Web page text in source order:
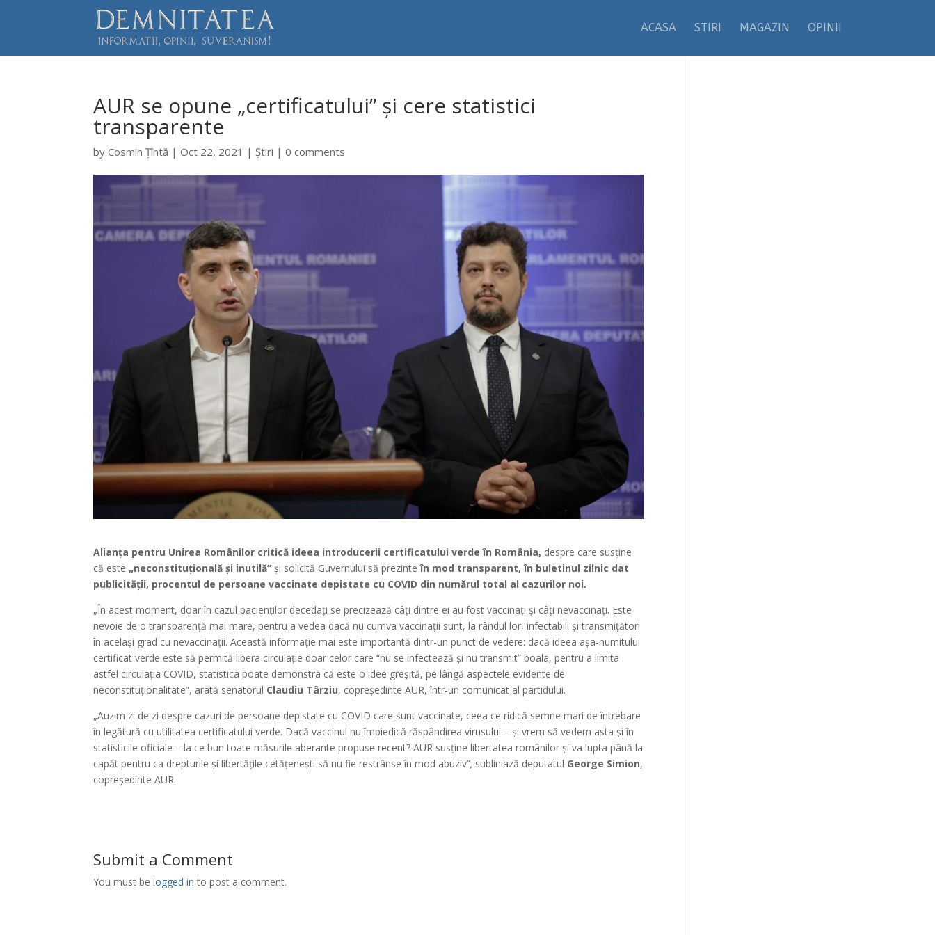
ACASA STIRI MAGAZIN OPINII
AUR se opune „certificatului” și cere statistici
transparente
byCosmin Țîntă |Oct 22, 2021 |Știri |0 comments
Alianța pentru Unirea Românilor critică ideea introducerii certificatului verde în România, despre care susține
că este „neconstituțională și inutilă”și solicită Guvernului să prezinte în mod transparent, în buletinul zilnic dat
publicității, procentul de persoane vaccinate depistate cu COVID din numărul total al cazurilor noi.
„În acest moment, doar în cazul pacienților decedați se precizează câți dintre ei au fost vaccinați și câți nevaccinați. Este
nevoie de o transparență mai mare, pentru a vedea dacă nu cumva vaccinații sunt, la rândul lor, infectabili și transmițători
în același grad cu nevaccinații. Această informație mai este importantă dintr-un punct de vedere: dacă ideea așa-numitului
certificat verde este să permită libera circulație doar celor care “nu se infectează și nu transmit” boala, pentru a limita
astfel circulația COVID, statistica poate demonstra că este o idee greșită, pe lângă aspectele evidente de
neconstituționalitate”, arată senatorul Claudiu Târziu, copreședinte AUR, într-un comunicat al partidului.
„Auzim zi de zi despre cazuri de persoane depistate cu COVID care sunt vaccinate, ceea ce ridică semne mari de întrebare
în legătură cu utilitatea certificatului verde. Dacă vaccinul nu împiedică răspândirea virusului – și vrem să vedem asta și în
statisticile oficiale – la ce bun toate măsurile aberante propuse recent? AUR susține libertatea românilor și va lupta până la
capăt pentru ca drepturile și libertățile cetățenești să nu fie restrânse în mod abuziv”, subliniază deputatul George Simion,
copreședinte AUR.
Submit a Comment
You must belogged in to post a comment.